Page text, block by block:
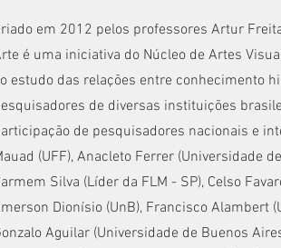
em 2012 pelos professores Artur
é uma iniciativa do Núcleo de Artes
estudo das relações entre conhecimento
de diversas instituições
de pesquisadores nacionais e
(UFF), Anacleto Ferrer (Universidade
Silva (Líder da FLM - SP), Celso
Dionísio (UnB), Francisco Alambert
Aguilar (Universidade de Buenos